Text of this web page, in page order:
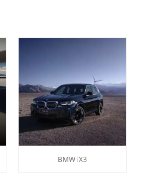
BMW iX3